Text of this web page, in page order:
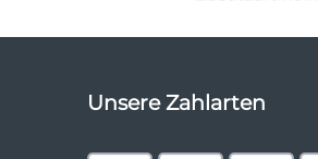
Unsere Zahlarten